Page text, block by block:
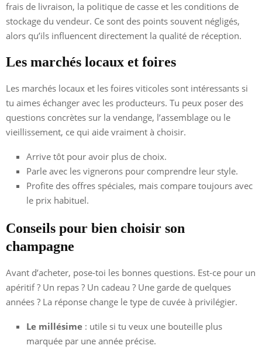
frais de livraison, la politique de casse et les conditions de
stockage du vendeur. Ce sont des points souvent négligés,
alors qu’ils influencent directement la qualité de réception.
Les marchés locaux et foires
Les marchés locaux et les foires viticoles sont intéressants si
tu aimes échanger avec les producteurs. Tu peux poser des
questions concrètes sur la vendange, l’assemblage ou le
vieillissement, ce qui aide vraiment à choisir.
Arrive tôt pour avoir plus de choix.
Parle avec les vignerons pour comprendre leur style.
Profite des offres spéciales, mais compare toujours avec
le prix habituel.
Conseils pour bien choisir son
champagne
Avant d’acheter, pose-toi les bonnes questions. Est-ce pour un
apéritif ? Un repas ? Un cadeau ? Une garde de quelques
années ? La réponse change le type de cuvée à privilégier.
Le millésime : utile si tu veux une bouteille plus
marquée par une année précise.